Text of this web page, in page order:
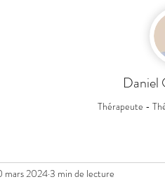
des émotions
mars 20243 min de lecture
Thérapeute -